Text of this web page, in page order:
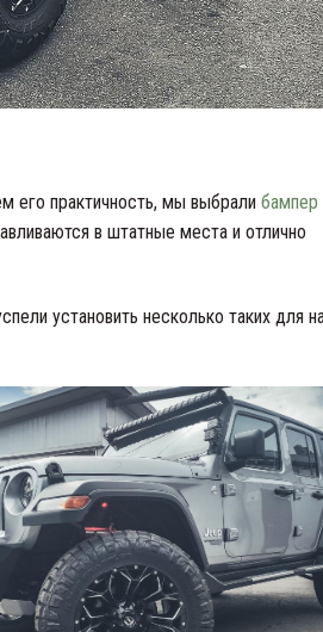
его практичность, мы выбрали бампер
в штатные места и отлично
установить несколько таких для